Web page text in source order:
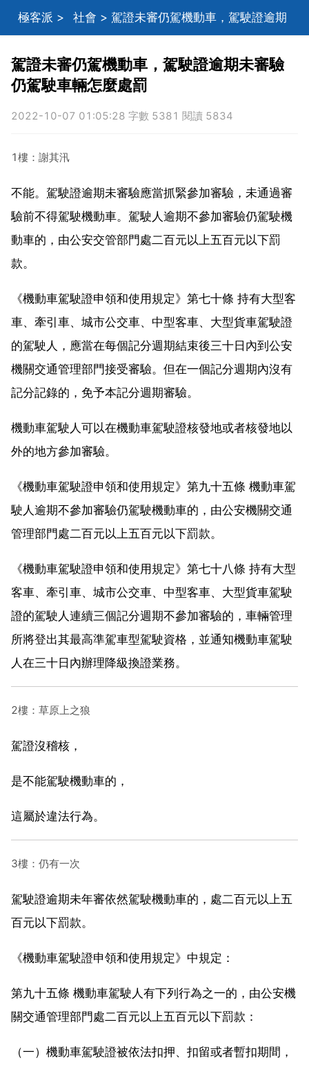
極客派 > 社會 > 駕證未審仍駕機動車，駕駛證逾期
未審驗仍駕駛車輛怎麼處罰
駕證未審仍駕機動車，駕駛證逾期未審驗
仍駕駛車輛怎麼處罰
2022-10-07 01:05:28 字數 5381 閱讀 5834
1樓：謝其汛
不能。駕駛證逾期未審驗應當抓緊參加審驗，未通過審
驗前不得駕駛機動車。駕駛人逾期不參加審驗仍駕駛機
動車的，由公安交管部門處二百元以上五百元以下罰
款。
《機動車駕駛證申領和使用規定》第七十條 持有大型客
車、牽引車、城市公交車、中型客車、大型貨車駕駛證
的駕駛人，應當在每個記分週期結束後三十日內到公安
機關交通管理部門接受審驗。但在一個記分週期內沒有
記分記錄的，免予本記分週期審驗。
機動車駕駛人可以在機動車駕駛證核發地或者核發地以
外的地方參加審驗。
《機動車駕駛證申領和使用規定》第九十五條 機動車駕
駛人逾期不參加審驗仍駕駛機動車的，由公安機關交通
管理部門處二百元以上五百元以下罰款。
《機動車駕駛證申領和使用規定》第七十八條 持有大型
客車、牽引車、城市公交車、中型客車、大型貨車駕駛
證的駕駛人連續三個記分週期不參加審驗的，車輛管理
所將登出其最高準駕車型駕駛資格，並通知機動車駕駛
人在三十日內辦理降級換證業務。
2樓：草原上之狼
駕證沒稽核，
是不能駕駛機動車的，
這屬於違法行為。
3樓：仍有一次
駕駛證逾期未年審依然駕駛機動車的，處二百元以上五
百元以下罰款。
《機動車駕駛證申領和使用規定》中規定：
第九十五條 機動車駕駛人有下列行為之一的，由公安機
關交通管理部門處二百元以上五百元以下罰款：
（一）機動車駕駛證被依法扣押、扣留或者暫扣期間，